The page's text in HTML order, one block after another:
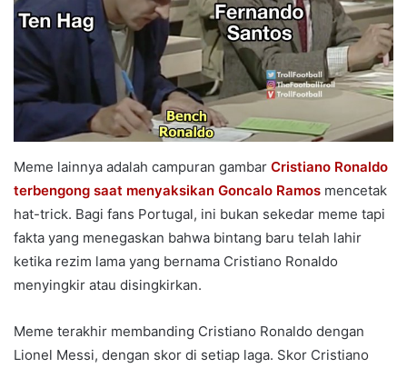
Meme lainnya adalah campuran gambar Cristiano Ronaldo
terbengong saat menyaksikan Goncalo Ramos mencetak
hat-trick. Bagi fans Portugal, ini bukan sekedar meme tapi
fakta yang menegaskan bahwa bintang baru telah lahir
ketika rezim lama yang bernama Cristiano Ronaldo
menyingkir atau disingkirkan.
Meme terakhir membanding Cristiano Ronaldo dengan
Lionel Messi, dengan skor di setiap laga. Skor Cristiano